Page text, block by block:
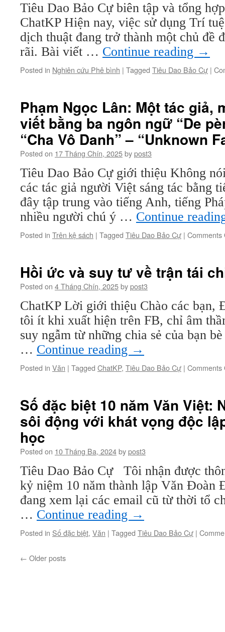
Tiêu Dao Bảo Cự biên tập và tổng
ChatKP Hiện nay, việc sử dụng Trí
dịch thuật đang trở thành một chủ đề
rãi. Bài viết … Continue reading →
Posted in Nghiên cứu Phê bình | Tagged Tiêu Dao Bảo Cự |
Phạm Ngọc Lân: Một tác giả,
viết bằng ba ngôn ngữ “De
“Cha Vô Danh” – “Unknown
Posted on 17 Tháng Chín, 2025bypost3
Tiêu Dao Bảo Cự giới thiệu Không
các tác giả người Việt sáng tác bằng
đây tập trung vào tiếng Anh, tiếng
nhiều người chú ý … Continue
Posted in Trên kệ sách | Tagged Tiêu Dao Bảo Cự | Comments
Hồi ức và suy tư về trận tái
Posted on 4 Tháng Chín, 2025bypost3
ChatKP Lời giới thiệu Chào các bạn,
tôi ít khi xuất hiện trên FB, chỉ âm
suy ngẫm từ những chia sẻ của bạn
… Continue reading →
Posted in Văn | Tagged ChatKP, Tiêu Dao Bảo Cự | Comments
Số đặc biệt 10 năm Văn Việt:
sôi động với khát vọng độc
học
Posted on 10 Tháng Ba, 2024bypost3
Tiêu Dao Bảo Cự Tôi nhận được
kỷ niệm 10 năm thành lập Văn Đoàn
đang xem lại các email cũ từ thời tổ
… Continue reading →
Posted in Số đặc biệt, Văn | Tagged Tiêu Dao Bảo Cự |
← Older posts